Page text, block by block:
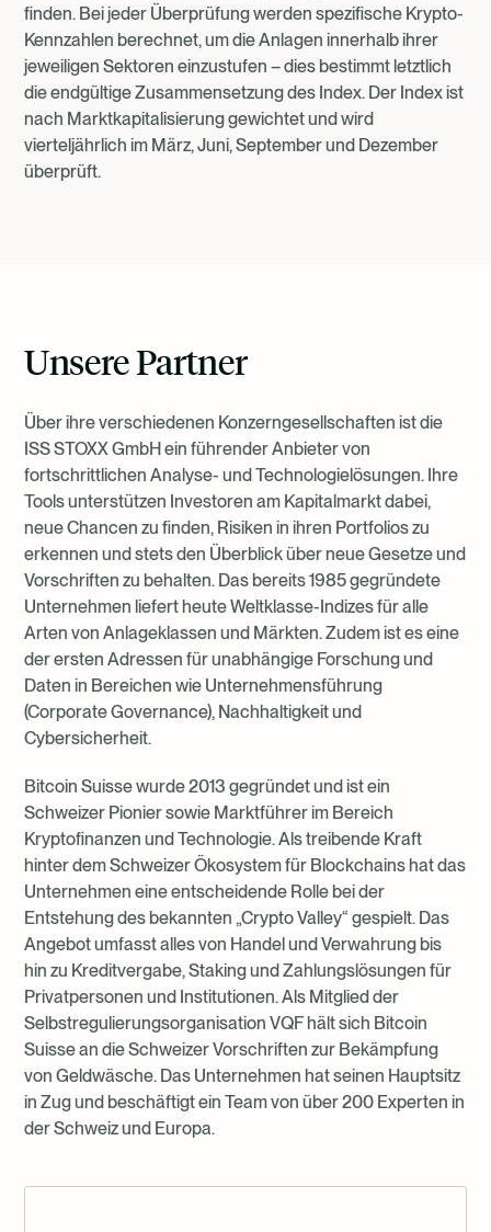
finden. Bei jeder Überprüfung werden spezifische Krypto-
Kennzahlen berechnet, um die Anlagen innerhalb ihrer
jeweiligen Sektoren einzustufen – dies bestimmt letztlich
die endgültige Zusammensetzung des Index. Der Index ist
nach Marktkapitalisierung gewichtet und wird
vierteljährlich im März, Juni, September und Dezember
überprüft.
Unsere Partner
Über ihre verschiedenen Konzerngesellschaften ist die
ISS STOXX GmbH ein führender Anbieter von
fortschrittlichen Analyse- und Technologielösungen. Ihre
Tools unterstützen Investoren am Kapitalmarkt dabei,
neue Chancen zu finden, Risiken in ihren Portfolios zu
erkennen und stets den Überblick über neue Gesetze und
Vorschriften zu behalten. Das bereits 1985 gegründete
Unternehmen liefert heute Weltklasse-Indizes für alle
Arten von Anlageklassen und Märkten. Zudem ist es eine
der ersten Adressen für unabhängige Forschung und
Daten in Bereichen wie Unternehmensführung
(Corporate Governance), Nachhaltigkeit und
Cybersicherheit.
Bitcoin Suisse wurde 2013 gegründet und ist ein
Schweizer Pionier sowie Marktführer im Bereich
Kryptofinanzen und Technologie. Als treibende Kraft
hinter dem Schweizer Ökosystem für Blockchains hat das
Unternehmen eine entscheidende Rolle bei der
Entstehung des bekannten „Crypto Valley“ gespielt. Das
Angebot umfasst alles von Handel und Verwahrung bis
hin zu Kreditvergabe, Staking und Zahlungslösungen für
Privatpersonen und Institutionen. Als Mitglied der
Selbstregulierungsorganisation VQF hält sich Bitcoin
Suisse an die Schweizer Vorschriften zur Bekämpfung
von Geldwäsche. Das Unternehmen hat seinen Hauptsitz
in Zug und beschäftigt ein Team von über 200 Experten in
der Schweiz und Europa.